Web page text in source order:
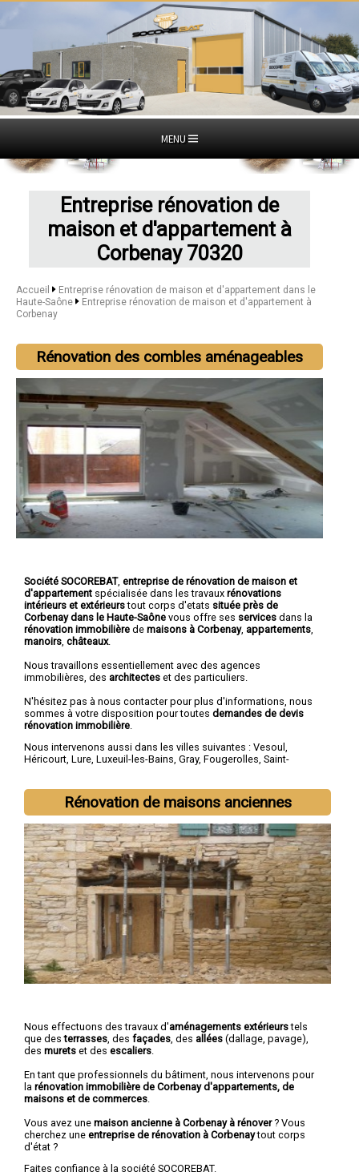
MENU
Entreprise rénovation de
maison et d'appartement à
Corbenay 70320
Accueil
Entreprise rénovation de maison et d'appartement dans le
Haute-Saône
Entreprise rénovation de maison et d'appartement à
Corbenay
Rénovation des combles aménageables
Société SOCOREBAT, entreprise de rénovation de maison et
d'appartement spécialisée dans les travaux rénovations
intérieurs et extérieurstout corps d'etats située près de
Corbenay dans le Haute-Saône vous offre ses services dans la
rénovation immobilière de maisons à Corbenay, appartements
manoirs châteaux.
Nous travaillons essentiellement avec des agences
immobilières, des architectes et des particuliers.
N'hésitez pas à nous contacter pour plus d'informations, nous
sommes à votre disposition pour toutes demandes de devis
rénovation immobilière
Nous intervenons aussi dans les villes suivantes : Vesoul ,
Héricourt, Lure, Luxeuil-les-Bains, Gray, Fougerolles, Saint-
Rénovation de maisons anciennes
Nous effectuons des travaux d'aménagements extérieurstels
que desterrasses , des façades , des allées (dallage, pavage),
des murets et des escaliers
En tant que professionnels du bâtiment, nous intervenons pour
la rénovation immobilière de Corbenay d'appartements, de
maisons et de commerces
Vous avez une maison ancienne à Corbenay à rénover? Vous
cherchez une entreprise de rénovation à Corbenaytout corps
d'état ?
Faites confiance à la société SOCOREBAT.